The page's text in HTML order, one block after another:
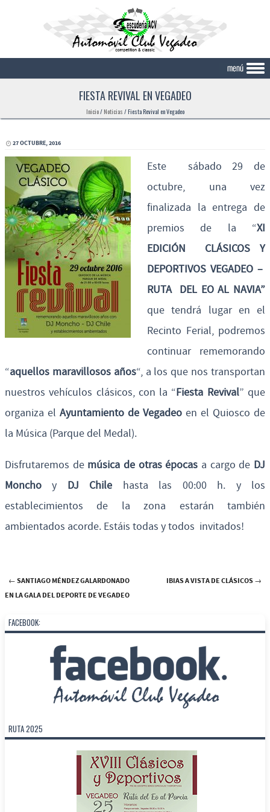
FIESTA REVIVAL EN VEGADEO
Inicio/ Noticias /Fiesta Revival en Vegadeo
27 OCTUBRE, 2016
Este sábado 29 de
octubre, una vez
finalizada la entrega de
premios de la “XI
EDICIÓN CLÁSICOS Y
DEPORTIVOS VEGADEO –
RUTA DEL EO AL NAVIA”
que tendrá lugar en el
Recinto Ferial, podremos
continuar rememorando
“aquellos maravillosos años“, a los que nos transportan
nuestros vehículos clásicos, con la “Fiesta Revival” que
organiza el Ayuntamiento de Vegadeo en el Quiosco de
la Música (Parque del Medal).
Disfrutaremos de música de otras épocas a cargo de DJ
Moncho y DJ Chile hasta las 00:00 h. y los
establecimientos de la zona estarán también
ambientados acorde. Estáis todas y todos invitados!
Post navigation
←SANTIAGO MÉNDEZ GALARDONADO
EN LA GALA DEL DEPORTE DE VEGADEO
IBIAS A VISTA DE CLÁSICOS→
FACEBOOK:
RUTA 2025